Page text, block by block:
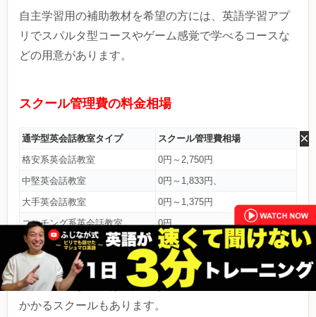
自主学習用の補助教材を希望の方には、英語学習アプ
リでスパルタ型コースやゲーム感覚で学べるコースな
どの用意があります。
スクール管理費の料金相場
通学型英会話教室タイプ スクール管理費相場
格安系英会話教室
0円～2,750円
中堅英会話教室
0円～1,833円、
大手英会話教室
0円～1,375円
コーチング系英会話教室
0円
スクール管理費は0円のところが多いですが、一部の英
会話教室によっては、費用が毎月1,000～2,000円程度
かかるスクールもあります。
×